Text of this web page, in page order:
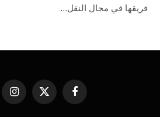
فريقها في مجال النقل…
فيسبوك
X